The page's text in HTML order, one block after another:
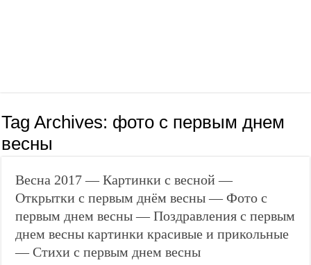
Tag Archives: фото с первым днем
весны
Весна 2017 — Картинки с весной —
Открытки с первым днём весны — Фото с
первым днем весны — Поздравления с первым
днем весны картинки красивые и прикольные
— Стихи с первым днем весны